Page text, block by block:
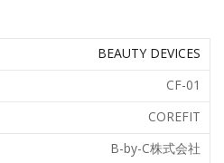
BEAUTY DEVICES
CF-01
COREFIT
B-by-C株式会社